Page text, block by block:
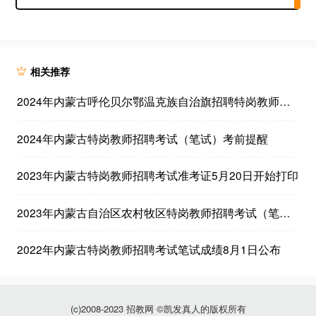
相关推荐
2024年内蒙古呼伦贝尔鄂温克族自治旗招聘特岗教师资格复审通知
2024年内蒙古特岗教师招聘考试（笔试）考前提醒
2023年内蒙古特岗教师招聘考试准考证5月20日开始打印
2023年内蒙古自治区农村牧区特岗教师招聘考试（笔试）报名通知
2022年内蒙古特岗教师招聘考试笔试成绩8月1日公布
(c)2008-2023 招教网 ©凯发真人的版权所有